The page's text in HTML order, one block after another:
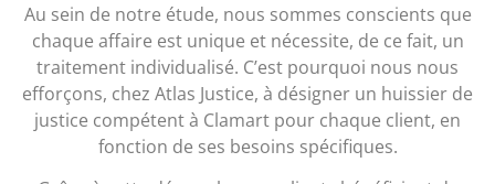
Au sein de notre étude, nous sommes conscients que
chaque affaire est unique et nécessite, de ce fait, un
traitement individualisé. C’est pourquoi nous nous
efforçons, chez Atlas Justice, à désigner un huissier de
justice compétent à Clamart pour chaque client, en
fonction de ses besoins spécifiques.